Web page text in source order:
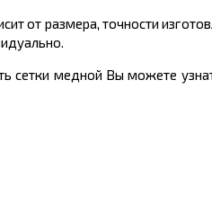
от размера, точности
сетки медной Вы можете